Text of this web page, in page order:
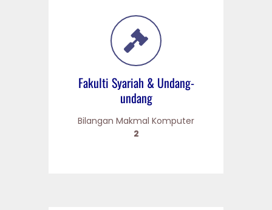
Fakulti Syariah & Undang-
undang
Bilangan Makmal Komputer
2